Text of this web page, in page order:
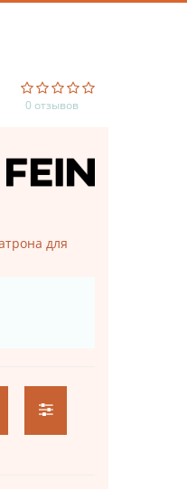
0 отзывов
для